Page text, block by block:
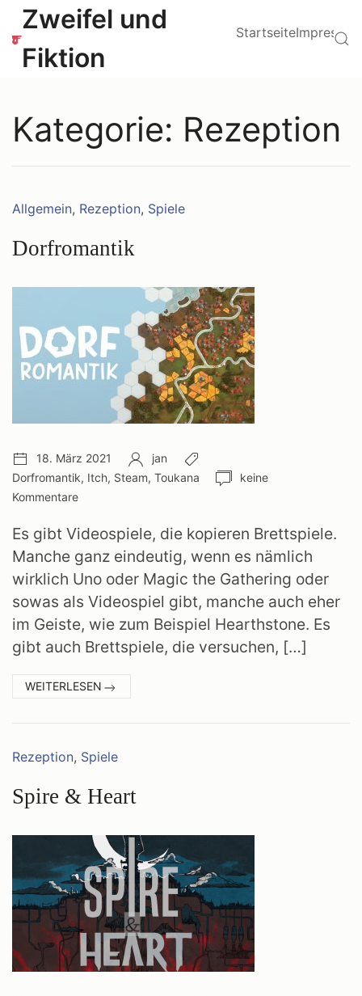
Zum
Inhalt
springen
Zweifel und
Fiktion
StartseiteImpressum
Kategorie: Rezeption
Kategorien:
Allgemein, Rezeption, Spiele
Dorfromantik
Veröffentlichungsdatum:
18. März 2021 Autor:
jan
Dorfromantik, Itch, Steam, Toukana
Anzahl
keine
Kommentare
Es gibt Videospiele, die kopieren Brettspiele.
Manche ganz eindeutig, wenn es nämlich
wirklich Uno oder Magic the Gathering oder
sowas als Videospiel gibt, manche auch eher
im Geiste, wie zum Beispiel Hearthstone. Es
gibt auch Brettspiele, die versuchen, […]
WEITERLESEN
Kategorien:
Rezeption, Spiele
Spire & Heart